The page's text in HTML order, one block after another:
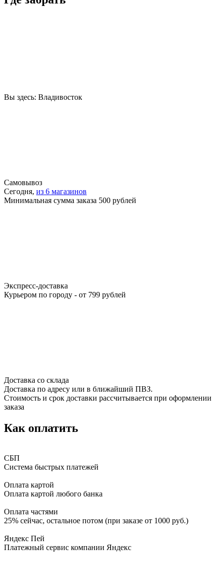
Вы здесь: Владивосток
Самовывоз
Сегодня, из 6 магазинов
Минимальная сумма заказа 500 рублей
Экспресс-доставка
Курьером по городу - от 799 рублей
Доставка со склада
Доставка по адресу или в ближайший ПВЗ.
Стоимость и срок доставки рассчитывается при оформлении
заказа
Как оплатить
СБП
Система быстрых платежей
Оплата картой
Оплата картой любого банка
Оплата частями
25% сейчас, остальное потом (при заказе от 1000 руб.)
Яндекс Пей
Платежный сервис компании Яндекс